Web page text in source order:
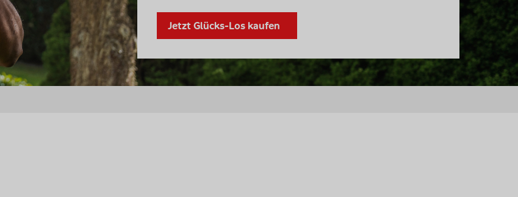
Jetzt Glücks-Los kaufen